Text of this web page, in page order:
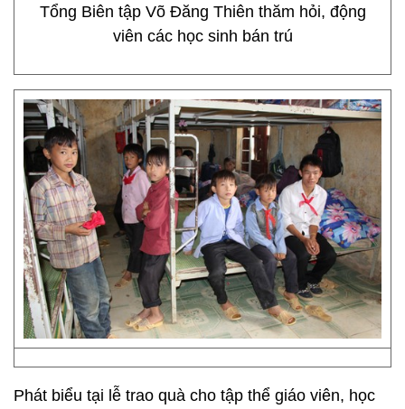
Tổng Biên tập Võ Đăng Thiên thăm hỏi, động
viên các học sinh bán trú
Phát biểu tại lễ trao quà cho tập thể giáo viên, học